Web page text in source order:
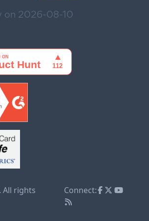
on 2026-08-10
All rights
Connect: